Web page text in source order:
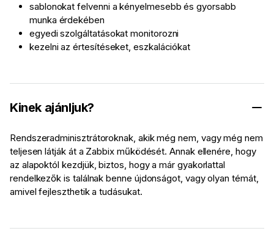
sablonokat felvenni a kényelmesebb és gyorsabb
munka érdekében
egyedi szolgáltatásokat monitorozni
kezelni az értesítéseket, eszkalációkat
Kinek ajánljuk?
Rendszeradminisztrátoroknak, akik még nem, vagy még nem
teljesen látják át a Zabbix működését. Annak ellenére, hogy
az alapoktól kezdjük, biztos, hogy a már gyakorlattal
rendelkezők is találnak benne újdonságot, vagy olyan témát,
amivel fejleszthetik a tudásukat.